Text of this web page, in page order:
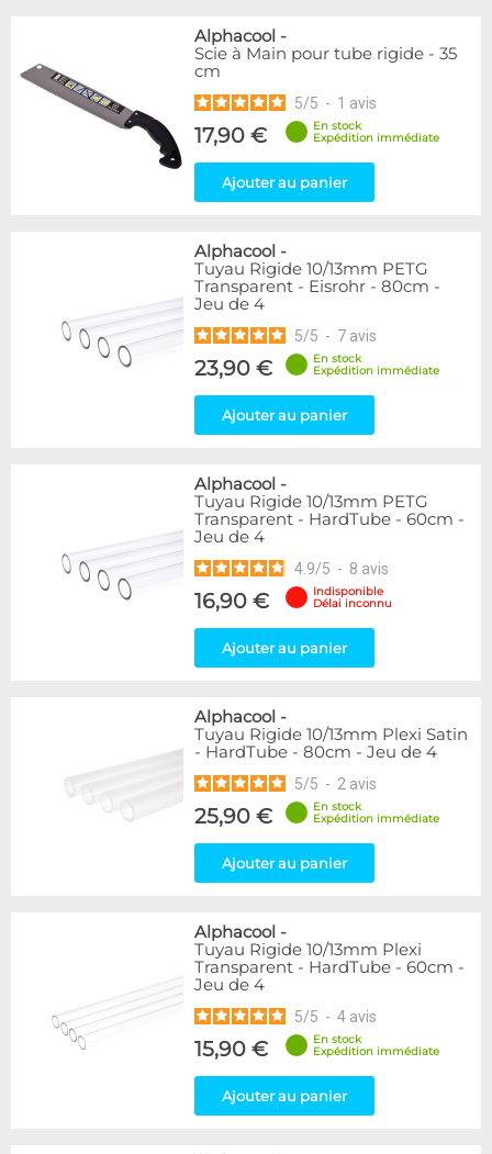
Alphacool -
Scie à Main pour tube rigide - 35
cm
5/5 - 1 avis
17,90 €
En stock
Expédition immédiate
Ajouter au panier
Alphacool -
Tuyau Rigide 10/13mm PETG
Transparent - Eisrohr - 80cm -
Jeu de 4
5/5 - 7 avis
23,90 €
En stock
Expédition immédiate
Ajouter au panier
Alphacool -
Tuyau Rigide 10/13mm PETG
Transparent - HardTube - 60cm -
Jeu de 4
4.9/5 - 8 avis
16,90 €
Indisponible
Délai inconnu
Ajouter au panier
Alphacool -
Tuyau Rigide 10/13mm Plexi Satin
- HardTube - 80cm - Jeu de 4
5/5 - 2 avis
25,90 €
En stock
Expédition immédiate
Ajouter au panier
Alphacool -
Tuyau Rigide 10/13mm Plexi
Transparent - HardTube - 60cm -
Jeu de 4
5/5 - 4 avis
15,90 €
En stock
Expédition immédiate
Ajouter au panier